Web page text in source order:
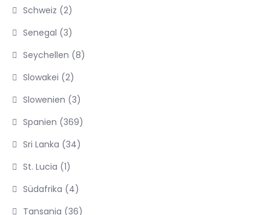
Schweiz (2)
Senegal (3)
Seychellen (8)
Slowakei (2)
Slowenien (3)
Spanien (369)
Sri Lanka (34)
St. Lucia (1)
Südafrika (4)
Tansania (36)